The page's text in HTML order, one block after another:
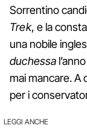
Sorrentino
Trek, e la
una nobile
duchessa
mai mancare. A
per i
LEGGI ANCHE